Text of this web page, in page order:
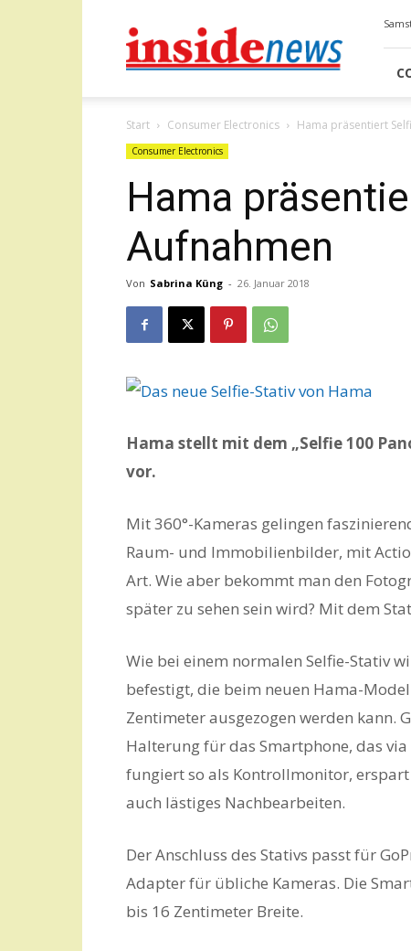
Start Consumer Electronics Hama präsentiert
Consumer Electronics
Hama
Aufnahmen
Von Sabrina Küng - 26. Januar 2018
Hama stellt mit dem „Selfie 100
vor.
Mit 360°-Kameras gelingen
Raum- und Immobilienbilder, mit
Art. Wie aber bekommt man den
später zu sehen sein wird? Mit dem
Wie bei einem normalen Selfie-Stativ
befestigt, die beim neuen Hama-
Zentimeter ausgezogen werden kann.
Halterung für das Smartphone, das
fungiert so als Kontrollmonitor,
auch lästiges Nachbearbeiten.
Der Anschluss des Stativs passt für
Adapter für übliche Kameras. Die
bis 16 Zentimeter Breite.